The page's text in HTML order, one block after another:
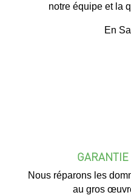
notre équipe et la
En
Nous réparons les
au gros